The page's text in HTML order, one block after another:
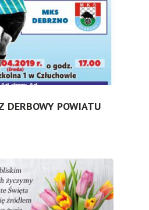
DERBOWY POWIATU